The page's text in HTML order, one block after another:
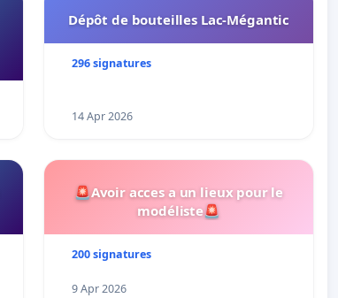
Dépôt de bouteilles Lac-Mégantic
296 signatures
14 Apr 2026
🚨Avoir acces a un lieux pour le
modéliste🚨
200 signatures
9 Apr 2026